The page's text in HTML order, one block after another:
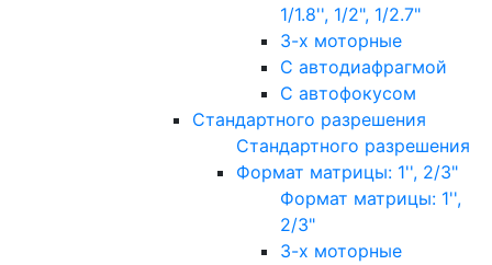
1/1.8'', 1/2", 1/2.7"
3-х моторные
С автодиафрагмой
С автофокусом
Стандартного разрешения
Стандартного разрешения
Формат матрицы: 1'', 2/3"
Формат матрицы: 1'',
2/3"
3-х моторные